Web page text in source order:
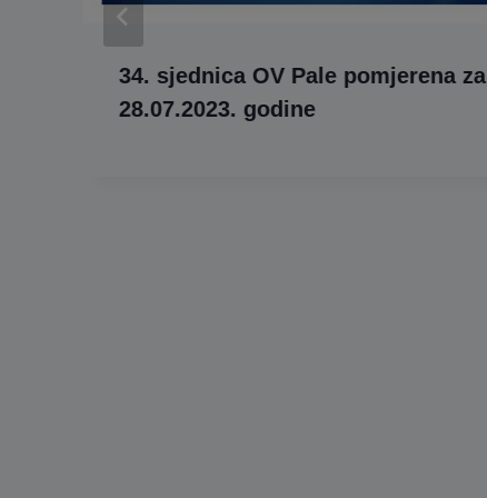
34. sjednica OV Pale pomjerena za
28.07.2023. godine